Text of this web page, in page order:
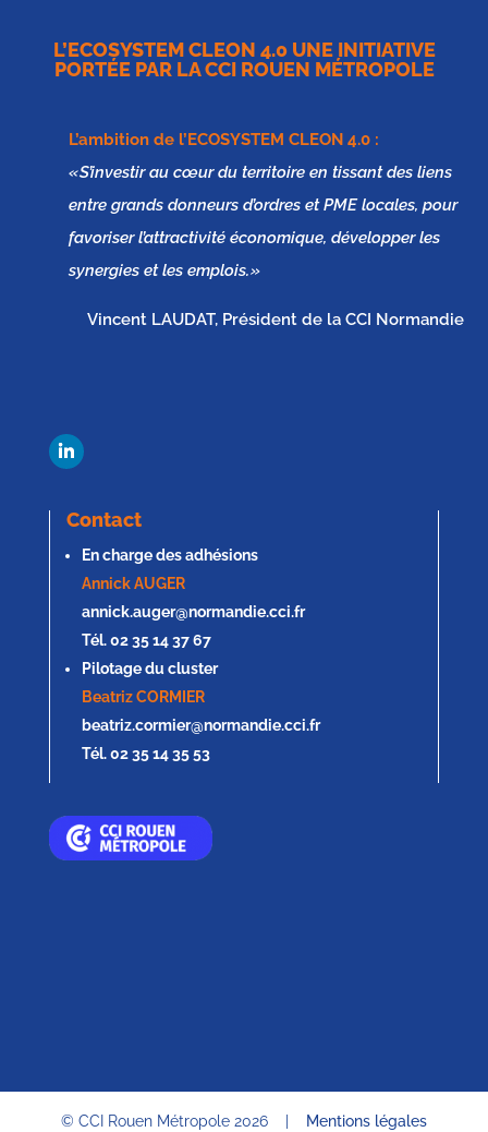
L’ECOSYSTEM CLEON 4.0 UNE INITIATIVE
PORTÉE PAR LA CCI ROUEN MÉTROPOLE
L’ambition de l’ ECOSYSTEM CLEON 4.0:
« S’investir au cœur du territoire en tissant des liens
entre grands donneurs d’ordres et PME locales, pour
favoriser l’attractivité économique, développer les
synergies et les emplois. »
Vincent LAUDAT, Président de la CCI Normandie
Contact
En charge des adhésions
Annick AUGER
annick.auger@normandie.cci.fr
Tél. 02 35 14 37 67
Pilotage du cluster
Beatriz CORMIER
beatriz.cormier@normandie.cci.fr
Tél. 02 35 14 35 53
© CCI Rouen Métropole 2026 Mentions légales